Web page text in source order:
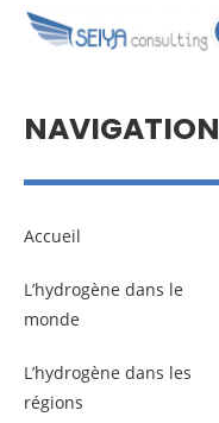
NAVIGATION
Accueil
L’hydrogène dans le
monde
L’hydrogène dans les
régions